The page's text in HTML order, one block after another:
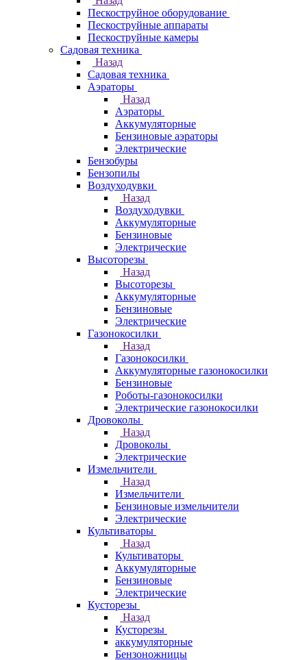
Пескоструйное оборудование
Пескоструйные аппараты
Пескоструйные камеры
Садовая техника
Назад
Садовая техника
Аэраторы
Назад
Аэраторы
Аккумуляторные
Бензиновые аэраторы
Электрические
Бензобуры
Бензопилы
Воздуходувки
Назад
Воздуходувки
Аккумуляторные
Бензиновые
Электрические
Высоторезы
Назад
Высоторезы
Аккумуляторные
Бензиновые
Электрические
Газонокосилки
Назад
Газонокосилки
Аккумуляторные газонокосилки
Бензиновые
Роботы-газонокосилки
Электрические газонокосилки
Дровоколы
Назад
Дровоколы
Электрические
Измельчители
Назад
Измельчители
Бензиновые измельчители
Электрические
Культиваторы
Назад
Культиваторы
Аккумуляторные
Бензиновые
Электрические
Кусторезы
Назад
Кусторезы
аккумуляторные
Бензоножницы